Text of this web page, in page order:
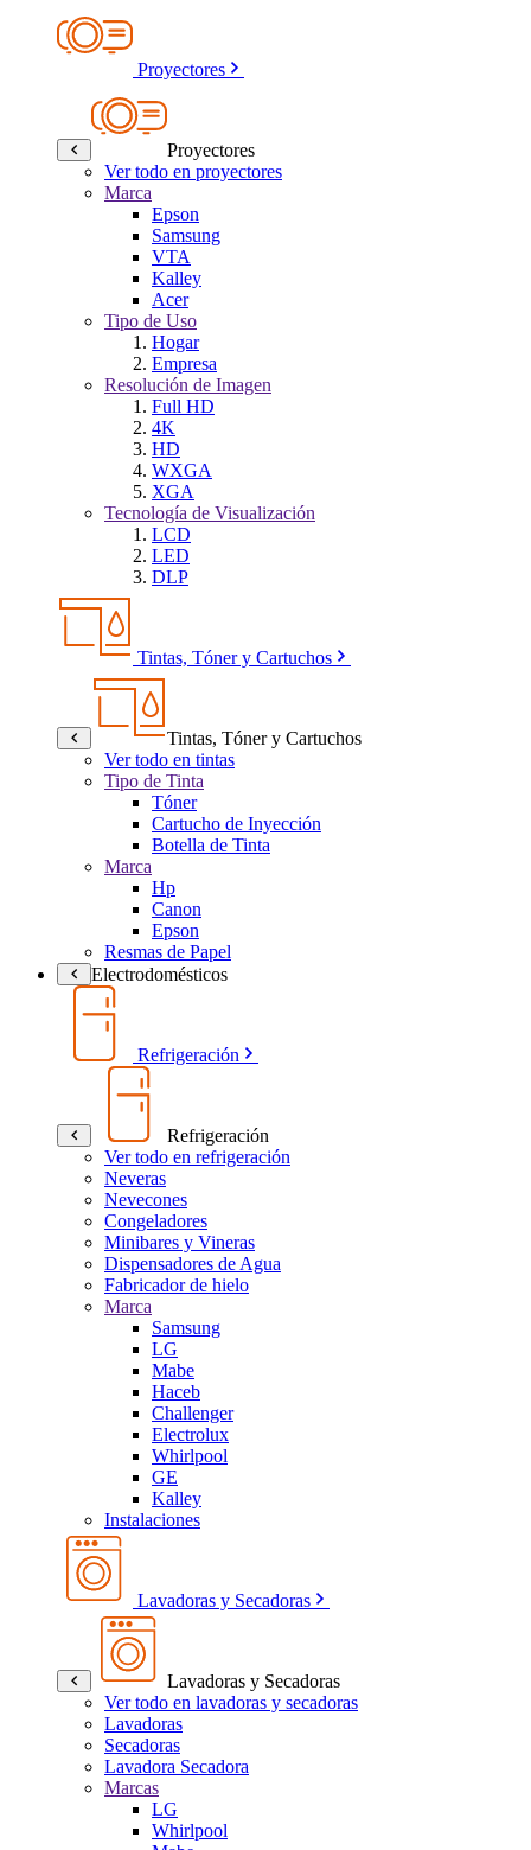
Proyectores
Proyectores
Ver todo en proyectores
Marca
Epson
Samsung
VTA
Kalley
Acer
Tipo de Uso
Hogar
Empresa
Resolución de Imagen
Full HD
4K
HD
WXGA
XGA
Tecnología de Visualización
LCD
LED
DLP
Tintas, Tóner y Cartuchos
Tintas, Tóner y Cartuchos
Ver todo en tintas
Tipo de Tinta
Tóner
Cartucho de Inyección
Botella de Tinta
Marca
Hp
Canon
Epson
Resmas de Papel
Electrodomésticos
Refrigeración
Refrigeración
Ver todo en refrigeración
Neveras
Nevecones
Congeladores
Minibares y Vineras
Dispensadores de Agua
Fabricador de hielo
Marca
Samsung
LG
Mabe
Haceb
Challenger
Electrolux
Whirlpool
GE
Kalley
Instalaciones
Lavadoras y Secadoras
Lavadoras y Secadoras
Ver todo en lavadoras y secadoras
Lavadoras
Secadoras
Lavadora Secadora
Marcas
LG
Whirlpool